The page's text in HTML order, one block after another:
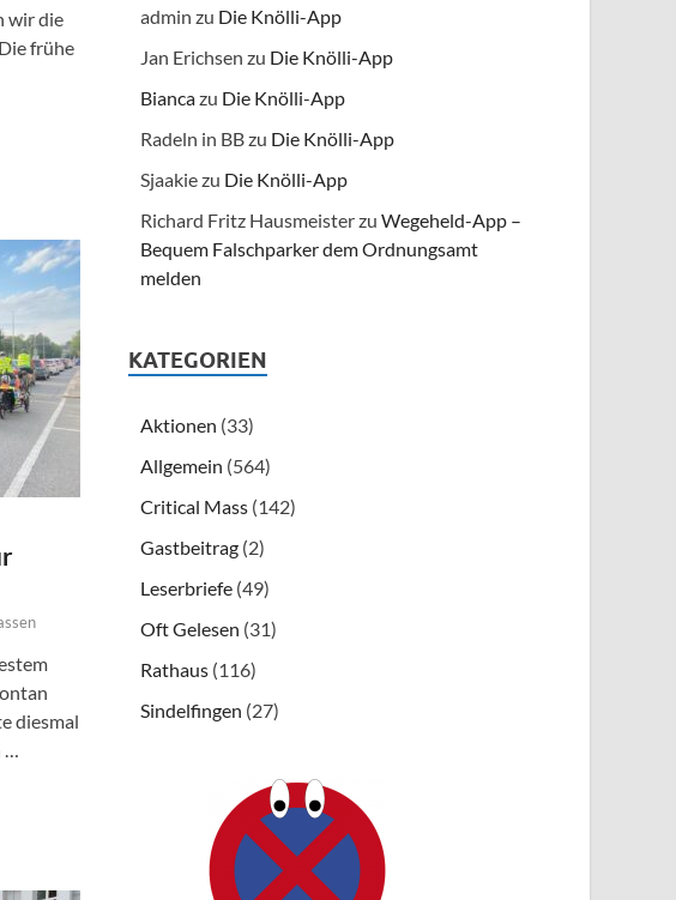
wir die
frühe
diesmal
…
admin zu Die Knölli-App
Jan Erichsen zu Die Knölli-App
Biancazu Die Knölli-App
Radeln in BBzu Die Knölli-App
Sjaakiezu Die Knölli-App
Richard Fritz HausmeisterzuWegeheld-App –
Bequem Falschparker dem Ordnungsamt
melden
KATEGORIEN
Aktionen (33)
Allgemein (564)
Critical Mass (142)
Gastbeitrag (2)
Leserbriefe (49)
Oft Gelesen (31)
Rathaus (116)
Sindelfingen (27)